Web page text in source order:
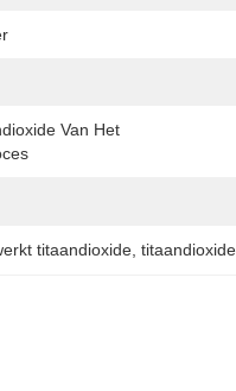
Van Het
titaandioxide ,